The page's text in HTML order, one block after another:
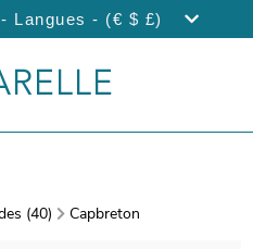
Langues - (€ $ £)
(40) Capbreton